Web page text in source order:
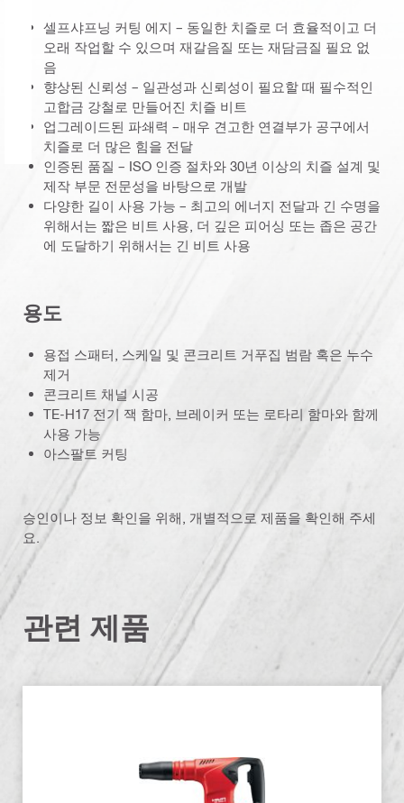
셀프샤프닝 커팅 에지 – 동일한 치즐로 더 효율적이고 더
오래 작업할 수 있으며 재갈음질 또는 재담금질 필요 없
음
향상된 신뢰성 – 일관성과 신뢰성이 필요할 때 필수적인
고합금 강철로 만들어진 치즐 비트
업그레이드된 파쇄력 – 매우 견고한 연결부가 공구에서
치즐로 더 많은 힘을 전달
인증된 품질 – ISO 인증 절차와 30년 이상의 치즐 설계 및
제작 부문 전문성을 바탕으로 개발
다양한 길이 사용 가능 – 최고의 에너지 전달과 긴 수명을
위해서는 짧은 비트 사용, 더 깊은 피어싱 또는 좁은 공간
에 도달하기 위해서는 긴 비트 사용
용도
용접 스패터, 스케일 및 콘크리트 거푸집 범람 혹은 누수
제거
콘크리트 채널 시공
TE-H17 전기 잭 함마, 브레이커 또는 로타리 함마와 함께
사용 가능
아스팔트 커팅
승인이나 정보 확인을 위해, 개별적으로 제품을 확인해 주세
요.
관련 제품